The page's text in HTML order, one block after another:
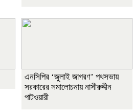
এনসিপির ‘জুলাই জাগরণ’ পথসভায়
সরকারের সমালোচনায় নাসীরুদ্দীন
পাটওয়ারী